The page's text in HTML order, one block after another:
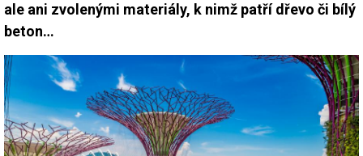
ale ani zvolenými materiály, k nimž patří dřevo či bílý
beton…